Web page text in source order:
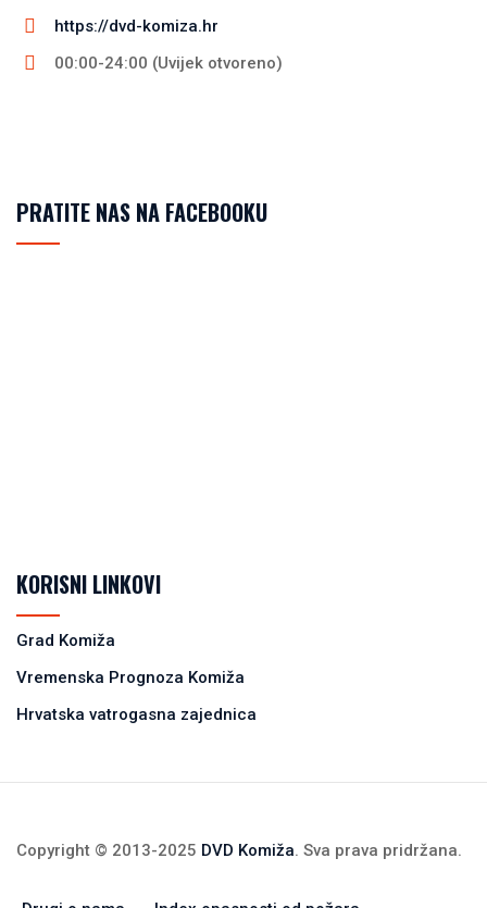
https://dvd-komiza.hr
00:00-24:00 (Uvijek otvoreno)
PRATITE NAS NA FACEBOOKU
KORISNI LINKOVI
Grad Komiža
Vremenska Prognoza Komiža
Hrvatska vatrogasna zajednica
Copyright © 2013-2025 DVD Komiža. Sva prava pridržana.